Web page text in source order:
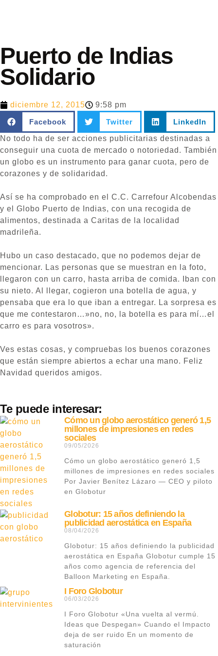
Puerto de Indias
Solidario
diciembre 12, 2015 9:58 pm
Facebook Twitter LinkedIn
No todo ha de ser acciones publicitarias destinadas a
conseguir una cuota de mercado o notoriedad. También
un globo es un instrumento para ganar cuota, pero de
corazones y de solidaridad.
Así se ha comprobado en el C.C. Carrefour Alcobendas
y el Globo Puerto de Indias, con una recogida de
alimentos, destinada a Caritas de la localidad
madrileña.
Hubo un caso destacado, que no podemos dejar de
mencionar. Las personas que se muestran en la foto,
llegaron con un carro, hasta arriba de comida. Iban con
su nieto. Al llegar, cogieron una botella de agua, y
pensaba que era lo que iban a entregar. La sorpresa es
que me contestaron…»no, no, la botella es para mí…el
carro es para vosotros».
Ves estas cosas, y compruebas los buenos corazones
que están siempre abiertos a echar una mano. Feliz
Navidad queridos amigos.
Te puede interesar:
Cómo un globo aerostático generó 1,5
millones de impresiones en redes
sociales
09/05/2026
Cómo un globo aerostático generó 1,5
millones de impresiones en redes sociales
Por Javier Benítez Lázaro — CEO y piloto
en Globotur
Globotur: 15 años definiendo la
publicidad aerostática en España
08/04/2026
Globotur: 15 años definiendo la publicidad
aerostática en España Globotur cumple 15
años como agencia de referencia del
Balloon Marketing en España.
I Foro Globotur
06/03/2026
I Foro Globotur «Una vuelta al vermú.
Ideas que Despegan» Cuando el Impacto
deja de ser ruido En un momento de
saturación